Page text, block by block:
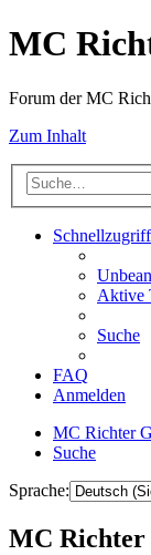
MC
Forum der MC
Zum Inhalt
Schnellzugriff
Aktive
Suche
FAQ
Anmelden
MC Richter
Suche
Sprache:
MC Richter